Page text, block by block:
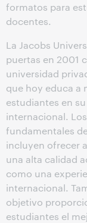
formatos para
docentes.
La Jacobs
puertas en 2001
universidad
que hoy educa a
estudiantes en
internacional.
fundamentales
incluyen ofrecer
una alta calidad
como una
internacional.
objetivo
estudiantes el